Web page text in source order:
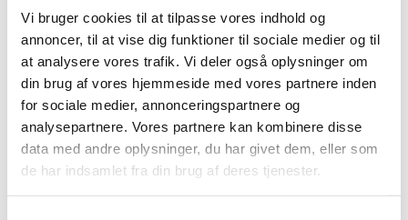
Vi bruger cookies til at tilpasse vores indhold og
annoncer, til at vise dig funktioner til sociale medier og til
at analysere vores trafik. Vi deler også oplysninger om
din brug af vores hjemmeside med vores partnere inden
for sociale medier, annonceringspartnere og
analysepartnere. Vores partnere kan kombinere disse
data med andre oplysninger, du har givet dem, eller som
de har indsamlet fra din brug af deres tjenester.
fælles national infrastruktur på takeaway-
genbrugsemballage.
Netværket opfordrer til, at der indsamles viden
og løsninger fra hele værdikæden som
producenter, detailsektoren, udbydere af
genbrugsløsninger, restauranter og cafeer og
ikke mindst forbrugere, så vi kan sikre den